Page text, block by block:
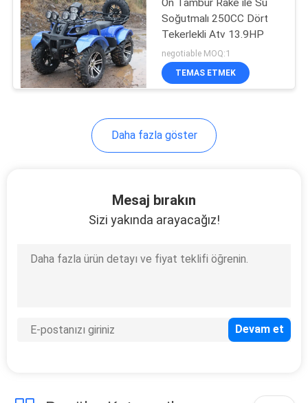
motosiklet
Dirt Bike Motosiklet
Motosikletler
Ön Tambur Rake ile Su
Soğutmalı 250CC Dört
Tekerlekli Atv 13.9HP
negotiable MOQ:1
TEMAS ETMEK
Daha fazla göster
Mesaj bırakın
Sizi yakında arayacağız!